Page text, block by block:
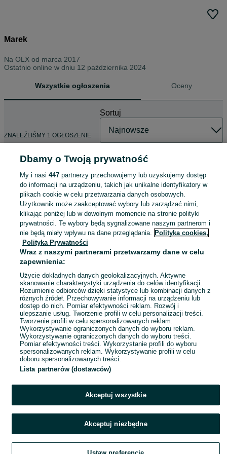
Marek
Na OLX od marca 2017
Ostatnio online w dniu 12 października 2024
Wszystkie ogłoszenia Oceny
ZNALEŹLIŚMY 1 OGŁOSZENIE
Sortuj
Gorset ortopedyczny Jewetta
rozmiar S
100 zł
107 zł z Pakietem Ochronnym
Glinojeck
26 lipca 2026
Dbamy o Twoją prywatność
My i nasi 447partnerzy przechowujemy lub uzyskujemy dostęp
do informacji na urządzeniu, takich jak unikalne identyfikatory w
plikach cookie w celu przetwarzania danych osobowych.
Użytkownik może zaakceptować wybory lub zarządzać nimi,
klikając poniżej lub w dowolnym momencie na stronie polityki
prywatności. Te wybory będą sygnalizowane naszym partnerom i
nie będą miały wpływu na dane przeglądania. Polityka cookies,
Polityka Prywatności
Wraz z naszymi partnerami przetwarzamy dane w celu
zapewnienia:
Użycie dokładnych danych geolokalizacyjnych. Aktywne
skanowanie charakterystyki urządzenia do celów identyfikacji.
Rozumienie odbiorców dzięki statystyce lub kombinacji danych z
różnych źródeł. Przechowywanie informacji na urządzeniu lub
dostęp do nich. Pomiar efektywności reklam. Rozwój i
ulepszanie usług. Tworzenie profili w celu personalizacji treści.
Tworzenie profili w celu spersonalizowanych reklam.
Wykorzystywanie ograniczonych danych do wyboru reklam.
Wykorzystywanie ograniczonych danych do wyboru treści.
Pomiar efektywności treści. Wykorzystanie profili do wyboru
spersonalizowanych reklam. Wykorzystywanie profili w celu
doboru spersonalizowanych treści.
Lista partnerów (dostawców)
Akceptuj wszystkie
Akceptuj niezbędne